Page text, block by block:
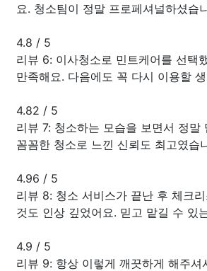
요. 청소팀이 정말 프로페셔널하셨습
4.8 / 5
리뷰 6: 이사청소로 민트케어를 선택
만족해요. 다음에도 꼭 다시 이용할
4.82 / 5
리뷰 7: 청소하는 모습을 보면서 정말
꼼꼼한 청소로 느낀 신뢰도 최고였습
4.96 / 5
리뷰 8: 청소 서비스가 끝난 후 체크
것도 인상 깊었어요. 믿고 맡길 수 있
4.9 / 5
리뷰 9: 항상 이렇게 깨끗하게 해주셔